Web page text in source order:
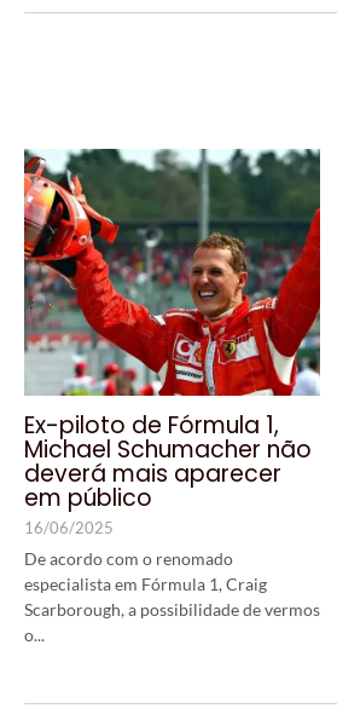
Ex-piloto de Fórmula 1,
Michael Schumacher não
deverá mais aparecer
em público
16/06/2025
De acordo com o renomado
especialista em Fórmula 1, Craig
Scarborough, a possibilidade de vermos
o...